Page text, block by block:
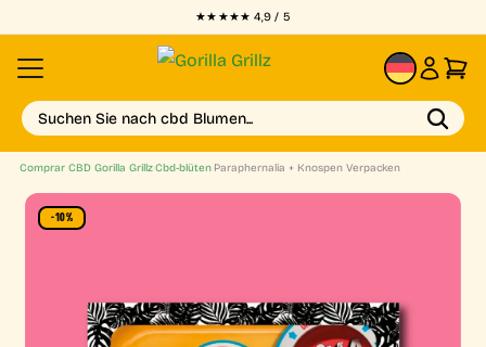
★★★★★ 4,9 / 5
DE
Suchen Sie nach cbd Blumen...
Comprar CBD Gorilla Grillz›Cbd-blüten› Paraphernalia + Knospen Verpacken
-10%